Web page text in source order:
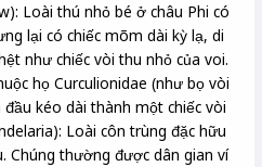
Loài thú nhỏ bé ở châu Phi có
lại có chiếc mõm dài kỳ lạ, di
như chiếc vòi thu nhỏ của voi.
họ Curculionidae (như bọ vòi
kéo dài thành một chiếc vòi
Loài côn trùng đặc hữu
Chúng thường được dân gian ví